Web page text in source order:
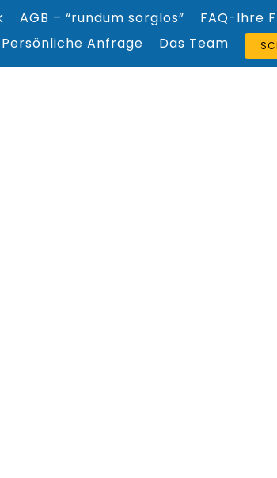
AGB – “rundum sorglos” FAQ-Ihre
Persönliche Anfrage Das Team